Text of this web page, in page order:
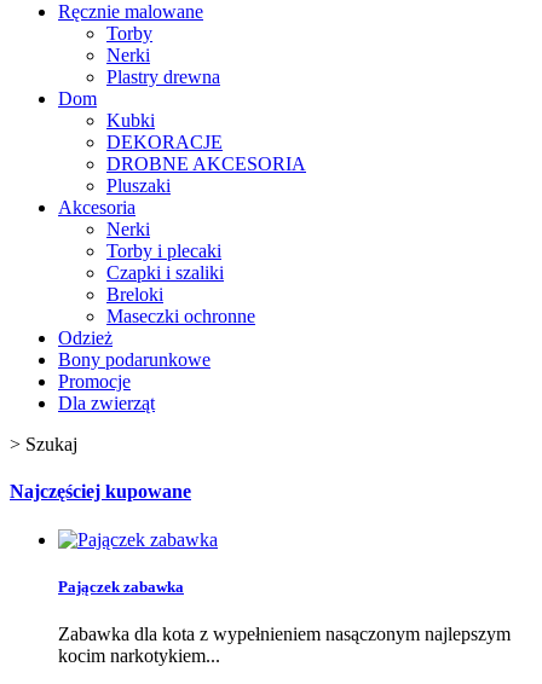
Ręcznie malowane
Torby
Nerki
Plastry drewna
Dom
Kubki
DEKORACJE
DROBNE AKCESORIA
Pluszaki
Akcesoria
Nerki
Torby i plecaki
Czapki i szaliki
Breloki
Maseczki ochronne
Odzież
Bony podarunkowe
Promocje
Dla zwierząt
> Szukaj
Najczęściej kupowane
Pajączek zabawka
Zabawka dla kota z wypełnieniem nasączonym najlepszym
kocim narkotykiem...